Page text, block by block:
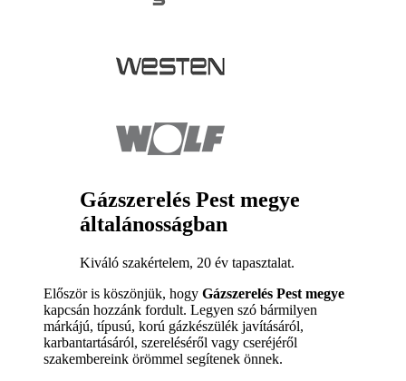
Gázszerelés Pest megye
általánosságban
Kiváló szakértelem, 20 év tapasztalat.
Először is köszönjük, hogy Gázszerelés Pest megye
kapcsán hozzánk fordult. Legyen szó bármilyen
márkájú, típusú, korú gázkészülék javításáról,
karbantartásáról, szereléséről vagy cseréjéről
szakembereink örömmel segítenek önnek.